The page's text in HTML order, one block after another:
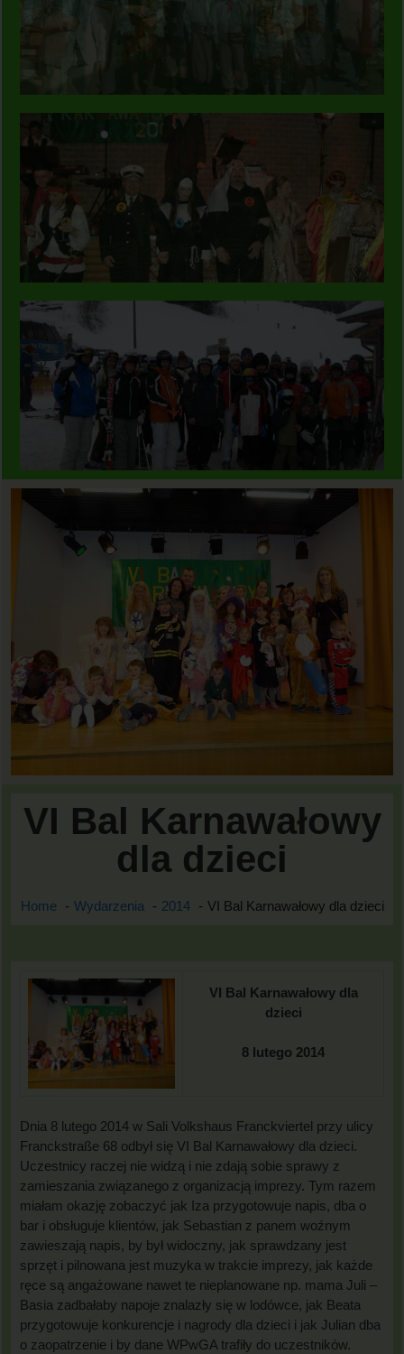
VI Bal Karnawałowy
dla dzieci
Home Wydarzenia 2014 VI Bal Karnawałowy dla dzieci
VI Bal Karnawałowy dla
dzieci
8 lutego 2014
Dnia 8 lutego 2014 w Sali Volkshaus Franckviertel przy ulicy
Franckstraße 68 odbył się VI Bal Karnawałowy dla dzieci.
Uczestnicy raczej nie widzą i nie zdają sobie sprawy z
zamieszania związanego z organizacją imprezy. Tym razem
miałam okazję zobaczyć jak Iza przygotowuje napis, dba o
bar i obsługuje klientów, jak Sebastian z panem woźnym
zawieszają napis, by był widoczny, jak sprawdzany jest
sprzęt i pilnowana jest muzyka w trakcie imprezy, jak każde
ręce są angażowane nawet te nieplanowane np. mama Juli –
Basia zadbałaby napoje znalazły się w lodówce, jak Beata
przygotowuje konkurencje i nagrody dla dzieci i jak Julian dba
o zaopatrzenie i by dane WPwGA trafiły do uczestników.